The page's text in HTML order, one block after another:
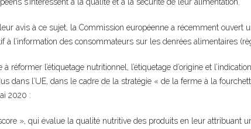
avis à ce sujet, la Commission européenne a récemment ouvert
à l’information des consommateurs sur les denrées alimentaires
à réformer l’étiquetage nutritionnel, l’étiquetage d’origine et
dans l’UE, dans le cadre de la stratégie « de la ferme à la
2020 :
», qui évalue la qualité nutritive des produits en leur attribuant